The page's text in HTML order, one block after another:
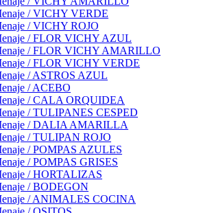
/ VICHY VERDE
/ VICHY ROJO
/ FLOR VICHY AZUL
/ FLOR VICHY AMARILLO
/ FLOR VICHY VERDE
/ ASTROS AZUL
/ ACEBO
/ CALA ORQUIDEA
/ TULIPANES CESPED
/ DALIA AMARILLA
/ TULIPAN ROJO
/ POMPAS AZULES
/ POMPAS GRISES
/ HORTALIZAS
/ BODEGON
/ ANIMALES COCINA